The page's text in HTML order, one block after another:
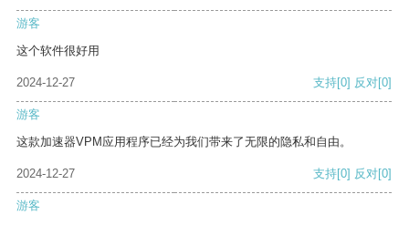
游客
这个软件很好用
2024-12-27 支持[0] 反对[0]
游客
这款加速器VPM应用程序已经为我们带来了无限的隐私和自由。
2024-12-27 支持[0] 反对[0]
游客